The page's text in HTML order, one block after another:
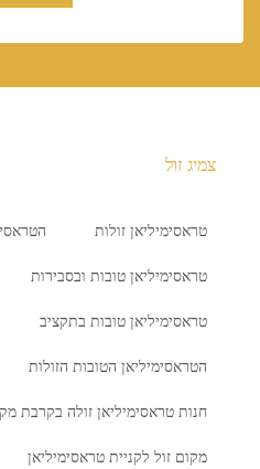
צמיג זול
טראסימיליאן זולות
טראסימיליאן טובות ובסבירות
טראסימיליאן טובות בתקציב
הטראסימיליאן הטובות הזולות
חנות טראסימיליאן זולה בקרבת
מקום זול לקניית טראסימיליאן